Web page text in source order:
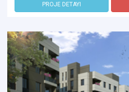
PROJE DETAYI